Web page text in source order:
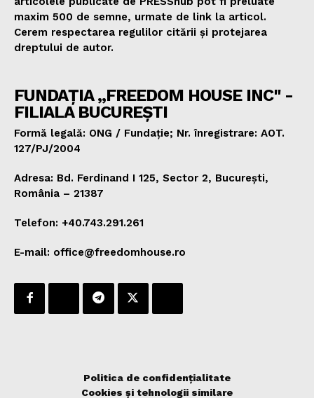
maxim 500 de semne, urmate de link la articol.
Cerem respectarea regulilor citării și protejarea
dreptului de autor.
FUNDAȚIA „FREEDOM HOUSE INC" -
FILIALA BUCUREȘTI
Formă legală: ONG / Fundație; Nr. înregistrare: AOT.
127/PJ/2004
Adresa: Bd. Ferdinand I 125, Sector 2, București,
România – 21387
Telefon: +40.743.291.261
E-mail: office@freedomhouse.ro
Politica de confidențialitate
Cookies și tehnologii similare